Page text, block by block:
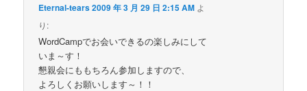
Eternal-tears2009 年 3 月 29 日 2:15 AM よ
り:
WordCampでお会いできるの楽しみにして
いま～す！
懇親会にももちろん参加しますので、
よろしくお願いします～！！